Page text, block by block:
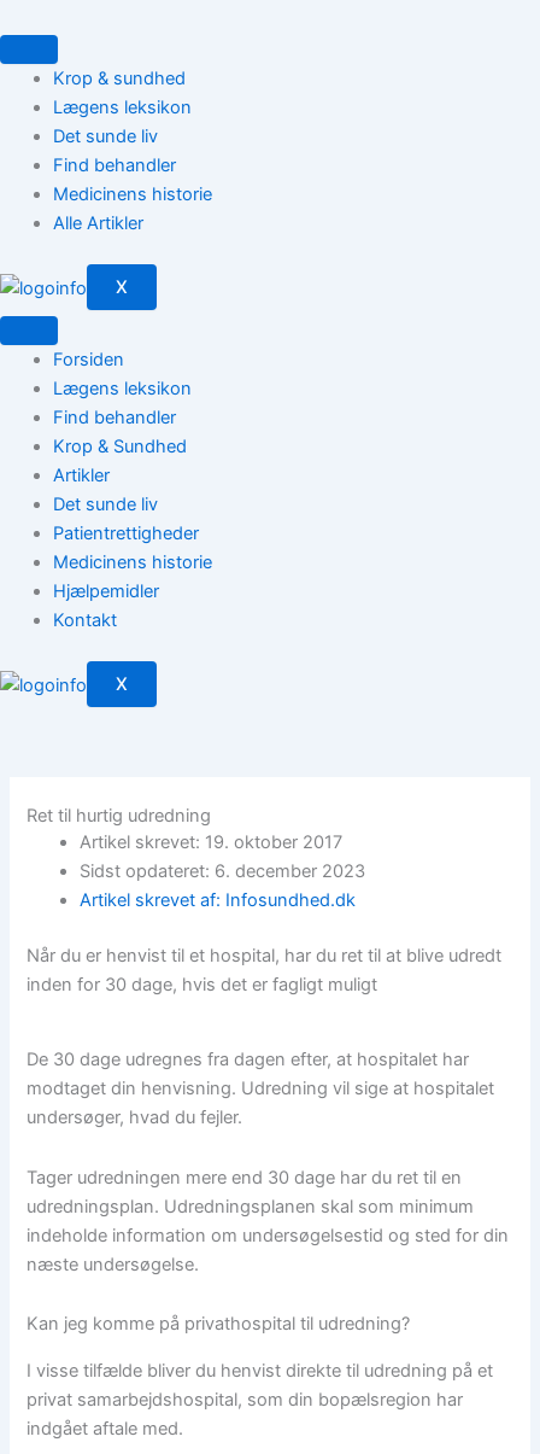
til
indholdetKrop & sundhed
Lægens leksikon
Det sunde liv
Find behandler
Medicinens historie
Alle Artikler
X
Forsiden
Lægens leksikon
Find behandler
Krop & Sundhed
Artikler
Det sunde liv
Patientrettigheder
Medicinens historie
Hjælpemidler
Kontakt
X
Ret til hurtig udredning
Artikel skrevet: 19. oktober 2017
Sidst opdateret: 6. december 2023
Artikel skrevet af: Infosundhed.dk
Når du er henvist til et hospital, har du ret til at blive udredt
inden ​for 30 dage, hvis det er fagligt muligt
De 30 dage udregnes fra dagen efter, at hospitalet har
modtaget din henvisning. Udredning vil sige at hospitalet
undersøger, hvad du fejler.
Tager udredningen mere end 30 dage har du ret til en
udredningsplan. Udredningsplanen skal som minimum
indeholde information om undersøgelsestid og sted for din
næste undersøgelse.​
Kan jeg komme på privathospital til udredning?​
I visse tilfælde bliver du henvist direkte til udredning på et
privat samarbejdshospital, som din bopælsregion har
indgået aftale med.